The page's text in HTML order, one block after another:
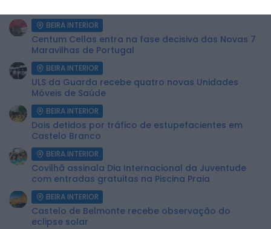
BEIRA INTERIOR
Centum Cellas entra na fase decisiva das Novas 7
Maravilhas de Portugal
BEIRA INTERIOR
ULS da Guarda recebe quatro novas Unidades
Móveis de Saúde
BEIRA INTERIOR
Dois detidos por tráfico de estupefacientes em
Castelo Branco
BEIRA INTERIOR
Covilhã assinala Dia Internacional da Juventude
com entradas gratuitas na Piscina Praia
BEIRA INTERIOR
Castelo de Belmonte recebe observação do
eclipse solar